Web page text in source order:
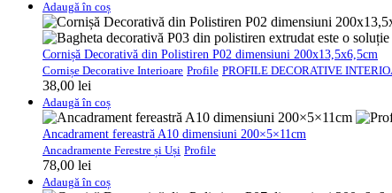
Adaugă în coș
Cornișă Decorativă din Polistiren P02 dimensiuni 200x13,5x6,5cm
Cornișe Decorative Interioare Profile PROFILE DECORATIVE
38,00 lei
Adaugă în coș
Ancadrament fereastră A10 dimensiuni 200×5×11cm
Ancadramente Ferestre și Uși Profile
78,00 lei
Adaugă în coș